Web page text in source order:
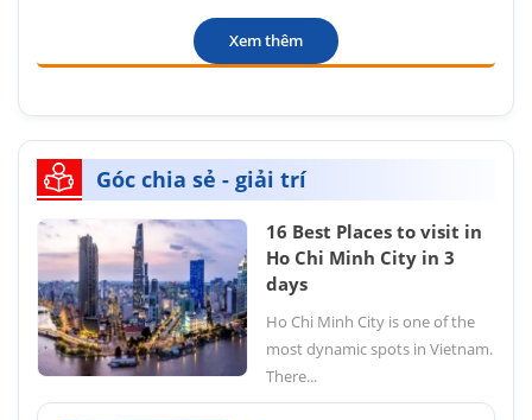
Xem thêm
Góc chia sẻ - giải trí
16 Best Places to visit in
Ho Chi Minh City in 3
days
Ho Chi Minh City is one of the
most dynamic spots in Vietnam.
There...